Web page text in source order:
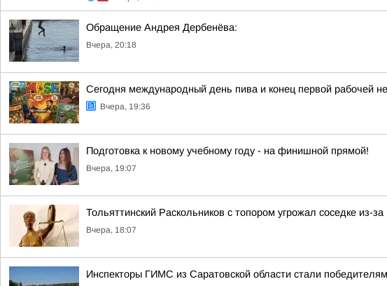
Обращение Андрея Дербенёва:
Вчера, 20:18
Сегодня международный день пива и конец первой рабочей
Вчера, 19:36
Подготовка к новому учебному году - на финишной прямой!
Вчера, 19:07
Тольяттинский Раскольников с топором угрожал соседке из-
Вчера, 18:07
Инспекторы ГИМС из Саратовской области стали